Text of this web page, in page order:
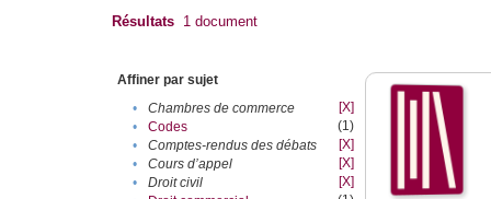
Résultats 1 document
Affiner par sujet
•
Chambres de commerce
[X]
•
Codes
(1)
•
Comptes-rendus des débats
[X]
•
Cours d’appel
[X]
•
Droit civil
[X]